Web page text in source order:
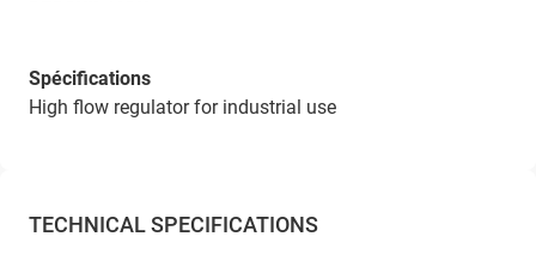
Spécifications
High flow regulator for industrial use
TECHNICAL SPECIFICATIONS